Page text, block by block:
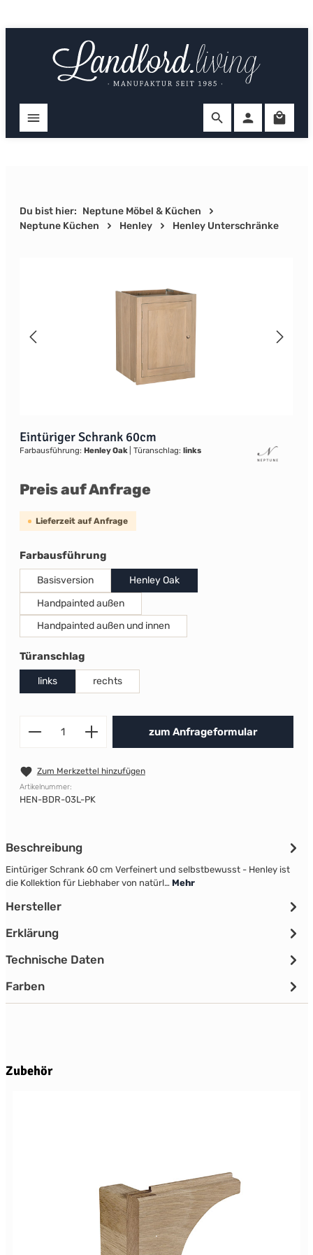
Du bist hier: Neptune Möbel & Küchen
Neptune Küchen
Henley Henley Unterschränke
Eintüriger Schrank 60cm
Farbausführung: Henley Oak Türanschlag: links
Preis auf Anfrage
Lieferzeit auf Anfrage
Farbausführungauswählen
Basisversion
Henley Oak
Handpainted außen
Handpainted außen und innen
Türanschlagauswählen
links rechts
Produkt Anzahl: Gib den
zum Anfrageformular
Zum Merkzettel hinzufügen
Artikelnummer:
HEN-BDR-03L-PK
Beschreibung
Eintüriger Schrank 60 cm Verfeinert und selbstbewusst - Henley ist
die Kollektion für Liebhaber von natürl… Mehr
Hersteller
Erklärung
Technische Daten
Farben
Produktgalerie überspringen
Zubehör